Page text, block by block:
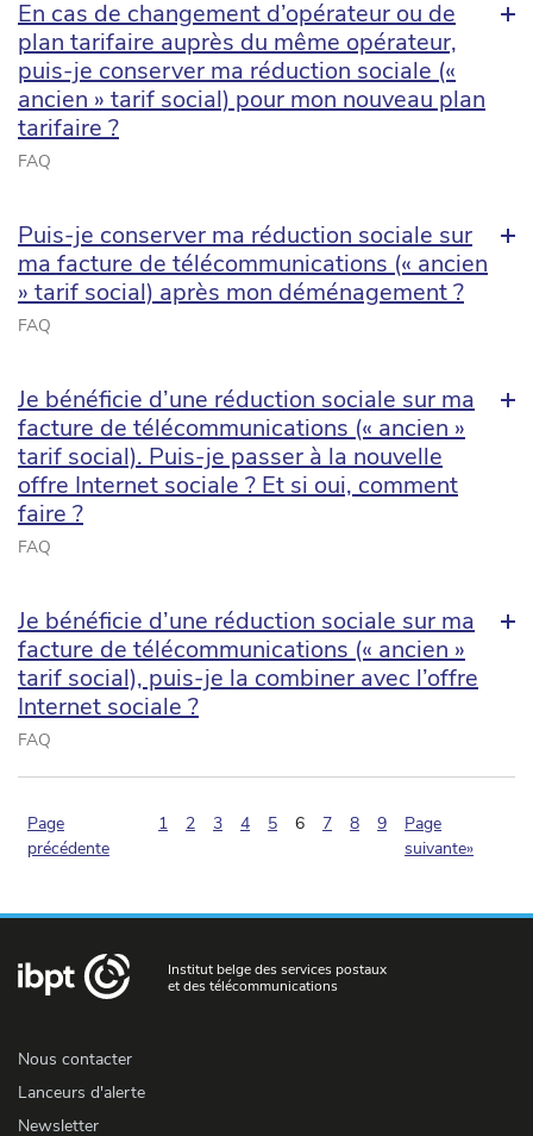
En cas de changement d’opérateur ou de
plan tarifaire auprès du même opérateur,
puis-je conserver ma réduction sociale («
ancien » tarif social) pour mon nouveau plan
tarifaire ?
FAQ
Puis-je conserver ma réduction sociale sur
ma facture de télécommunications (« ancien
» tarif social) après mon déménagement ?
FAQ
Je bénéficie d’une réduction sociale sur ma
facture de télécommunications (« ancien »
tarif social). Puis-je passer à la nouvelle
offre Internet sociale ? Et si oui, comment
faire ?
FAQ
Je bénéficie d’une réduction sociale sur ma
facture de télécommunications (« ancien »
tarif social), puis-je la combiner avec l’offre
Internet sociale ?
FAQ
Page
précédente
1 2 3 4 5 6(pagination.current)
7 8 9
Page
suivante»
Institut belge des services postaux
et des télécommunications
Nous contacter
Lanceurs d'alerte
Newsletter